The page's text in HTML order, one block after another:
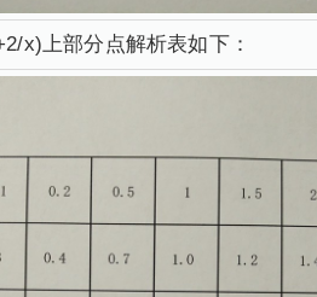
x)上部分点解析表如下：